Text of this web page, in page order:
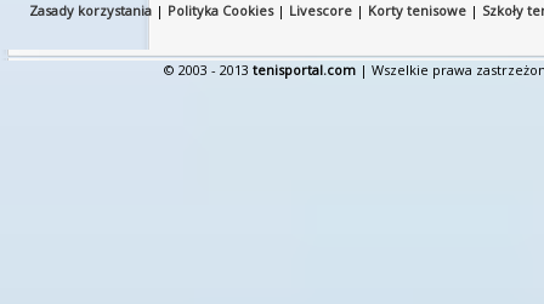
Zasady korzystania | Polityka Cookies| Livescore | Korty tenisowe | Szkoły
© 2003 - 2013 tenisportal.com | Wszelkie prawa